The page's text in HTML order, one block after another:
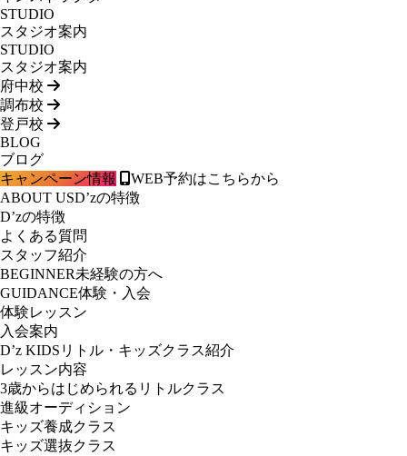
STUDIO
スタジオ案内
STUDIO
スタジオ案内
府中校
調布校
登戸校
BLOG
ブログ
キャンペーン情報
WEB予約はこちらから
ABOUT USD’zの特徴
D’zの特徴
よくある質問
スタッフ紹介
BEGINNER未経験の方へ
GUIDANCE体験・入会
体験レッスン
入会案内
D’z KIDS リトル・キッズクラス紹介
レッスン内容
3歳からはじめられるリトルクラス
進級オーディション
キッズ養成クラス
キッズ選抜クラス